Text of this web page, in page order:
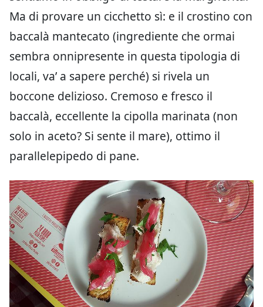
Ma di provare un cicchetto sì: e il crostino con
baccalà mantecato (ingrediente che ormai
sembra onnipresente in questa tipologia di
locali, va’ a sapere perché) si rivela un
boccone delizioso. Cremoso e fresco il
baccalà, eccellente la cipolla marinata (non
solo in aceto? Si sente il mare), ottimo il
parallelepipedo di pane.